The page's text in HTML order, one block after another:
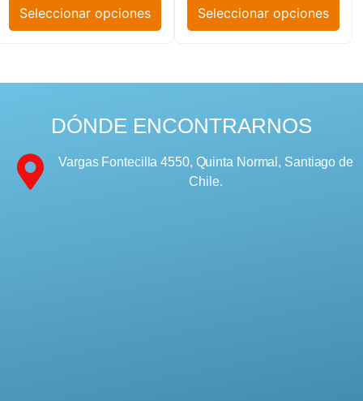
Seleccionar opciones Seleccionar opciones
DÓNDE ENCONTRARNOS
Vargas Fontecilla 4550, Quinta Normal, Santiago de
Chile.